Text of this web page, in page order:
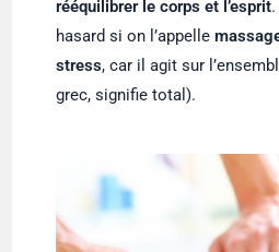
rééquilibrer le corps et l’esprit
hasard si on l’appelle
stress, car il agit sur
grec, signifie total).